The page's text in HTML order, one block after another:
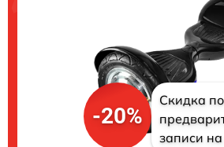
-20%
Скидка по
записи на